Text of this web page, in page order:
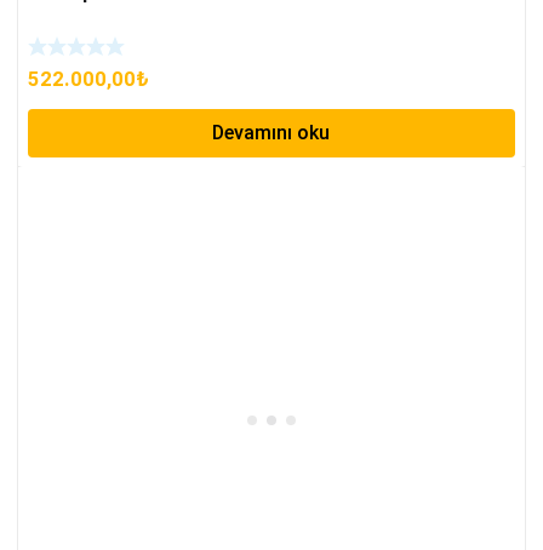
522.000,00₺
Devamını oku